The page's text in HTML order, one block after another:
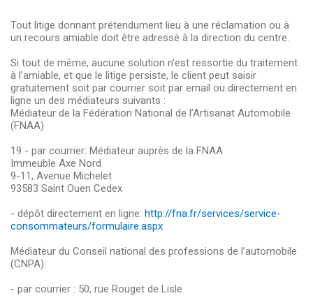
Tout litige donnant prétendument lieu à une réclamation ou à
un recours amiable doit être adressé à la direction du centre.
Si tout de même, aucune solution n'est ressortie du traitement
à l’amiable, et que le litige persiste, le client peut saisir
gratuitement soit par courrier soit par email ou directement en
ligne un des médiateurs suivants :
Médiateur de la Fédération National de l’Artisanat Automobile
(FNAA)
19 - par courrier: Médiateur auprès de la FNAA
Immeuble Axe Nord
9-11, Avenue Michelet
93583 Saint Ouen Cedex
- dépôt directement en ligne: http://fna.fr/services/service-
consommateurs/formulaire.aspx
Médiateur du Conseil national des professions de l’automobile
(CNPA)
- par courrier : 50, rue Rouget de Lisle